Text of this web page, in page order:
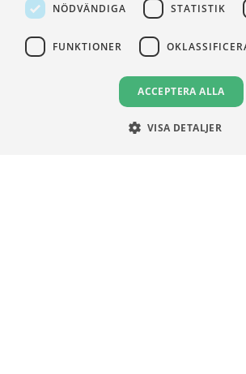
Ung Privatekonomi
NÖDVÄNDIGA STATISTIK
FUNKTIONER
ACCEPTERA ALLA
VISA DETALJER